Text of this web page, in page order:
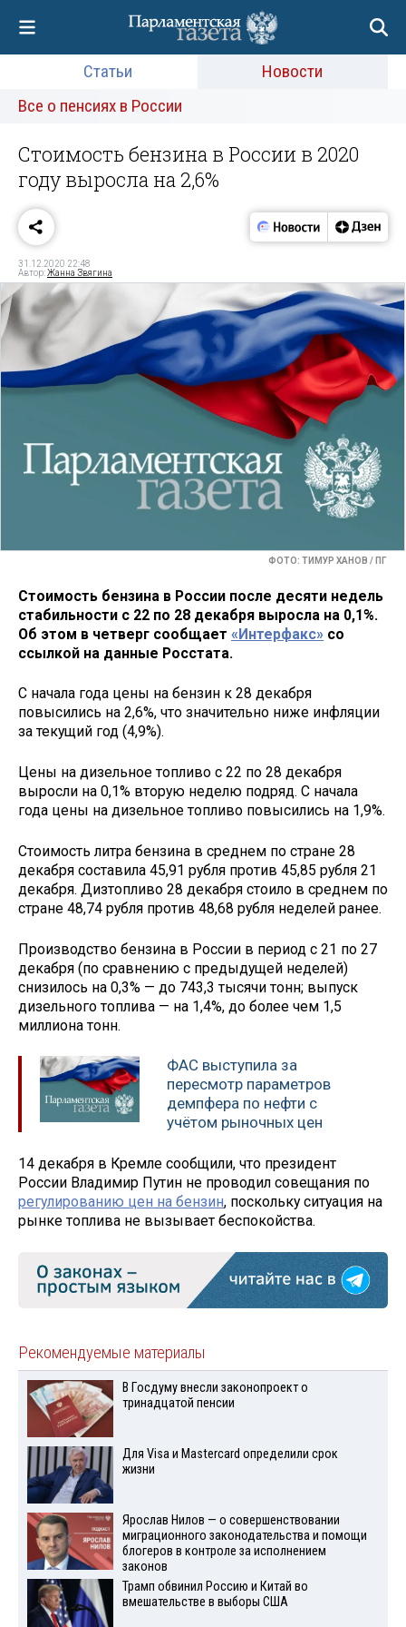
Статьи
Новости
Все о пенсиях в России
Стоимость бензина в России в 2020
году выросла на 2,6%
31.12.2020 22:48
Автор:Жанна Звягина
ФОТО: ТИМУР ХАНОВ / ПГ
Стоимость бензина в России после десяти недель
стабильности с 22 по 28 декабря выросла на 0,1%.
Об этом в четверг сообщает «Интерфакс» со
ссылкой на данные Росстата.
С начала года цены на бензин к 28 декабря
повысились на 2,6%, что значительно ниже инфляции
за текущий год (4,9%).
Цены на дизельное топливо с 22 по 28 декабря
выросли на 0,1% вторую неделю подряд. С начала
года цены на дизельное топливо повысились на 1,9%.
Стоимость литра бензина в среднем по стране 28
декабря составила 45,91 рубля против 45,85 рубля 21
декабря. Дизтопливо 28 декабря стоило в среднем по
стране 48,74 рубля против 48,68 рубля неделей ранее.
Производство бензина в России в период с 21 по 27
декабря (по сравнению с предыдущей неделей)
снизилось на 0,3% — до 743,3 тысячи тонн; выпуск
дизельного топлива — на 1,4%, до более чем 1,5
миллиона тонн.
ФАС выступила за
пересмотр параметров
демпфера по нефти с
учётом рыночных цен
14 декабря в Кремле сообщили, что президент
России Владимир Путин не проводил совещания по
регулированию цен на бензин, поскольку ситуация на
рынке топлива не вызывает беспокойства.
Рекомендуемые материалы
В Госдуму внесли законопроект о
тринадцатой пенсии
Для Visа и Mastercard определили срок
жизни
Ярослав Нилов — о совершенствовании
миграционного законодательства и помощи
блогеров в контроле за исполнением
законов
Трамп обвинил Россию и Китай во
вмешательстве в выборы США